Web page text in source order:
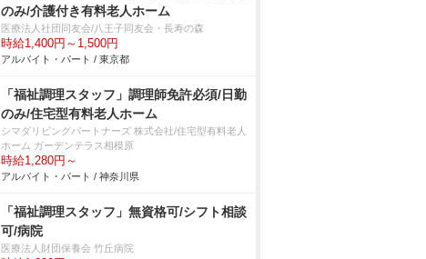
のみ/介護付き有料老人ホーム
医療法人社団同友会/八王子同友会・長寿の森
時給1,400円～1,500円
アルバイト・パート / 東京都
「福祉調理スタッフ」調理師免許必須/日勤
のみ/住宅型有料老人ホーム
シマダリビングパートナーズ 株式会社/住宅型有料老人
ホーム ガーデンテラス相模原
時給1,280円～
アルバイト・パート / 神奈川県
「福祉調理スタッフ」無資格可/シフト相談
可/病院
医療法人財団保養会 竹丘病院